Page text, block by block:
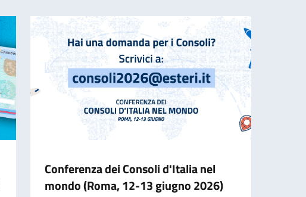
Conferenza dei Consoli d'Italia nel
mondo (Roma, 12-13 giugno 2026)